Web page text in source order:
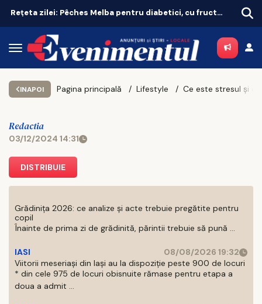
Rețeta zilei: Pêches Melba pentru diabetici, cu fructe de sezon
INAPOI Pagina principală Lifestyle
Redactia
03/12/2024 14:31
DISTRIBUIE
Grădinița 2026: ce analize și acte trebuie pregătite pentru
copil
Înainte de prima zi de grădinită, părintii trebuie să pună ...
IASI
08/08/2026 19:32
Viitorii meseriași din Iași au la dispoziție peste 900 de locuri
* din cele 975 de locuri obisnuite rămase pentru etapa a
doua a admit ...